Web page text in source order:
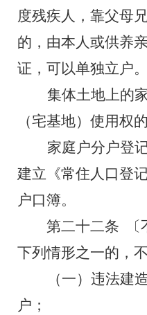
度残疾人，靠父母
的，由本人或供养
证，可以单独立户。
集体土地上的
（宅基地）使用权
家庭户分户登
建立《常住人口登
户口簿。
第二十二条
下列情形之一的，
（一） 违法建
户；